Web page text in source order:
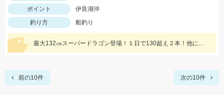
ポイント
伊良湖沖
釣り方
船釣り
最大132㎝スーパードラゴン登場！１日で130超え２本！他にもドラゴン級爆発の凄い１日でした！
前の10件 次の10件